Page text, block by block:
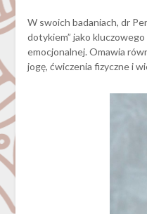
W swoich badaniach, dr
dotykiem” jako
emocjonalnej. Omawia
jogę, ćwiczenia fizyczne i